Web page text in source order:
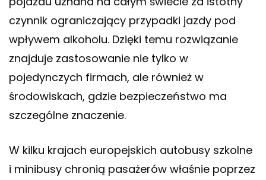
czynnik ograniczający przypadki jazdy pod
wpływem alkoholu. Dzięki temu rozwiązanie
znajduje zastosowanie nie tylko w
pojedynczych firmach, ale również w
środowiskach, gdzie bezpieczeństwo ma
szczególne znaczenie.
W kilku krajach europejskich autobusy szkolne
i minibusy chronią pasażerów właśnie poprzez